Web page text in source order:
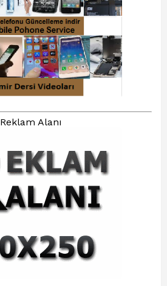
Reklam Alanı